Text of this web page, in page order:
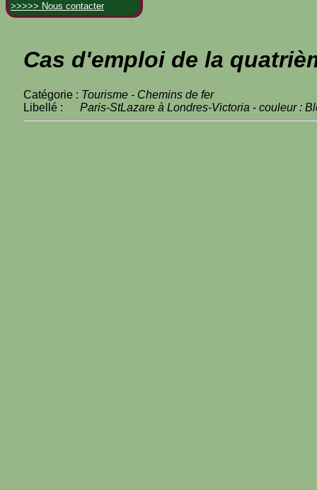
>>>>> Nous contacter
Cas d'emploi de la
Catégorie : Tourisme - Chemins de fer
Libellé : Paris-StLazare à Londres-Victoria - couleur :